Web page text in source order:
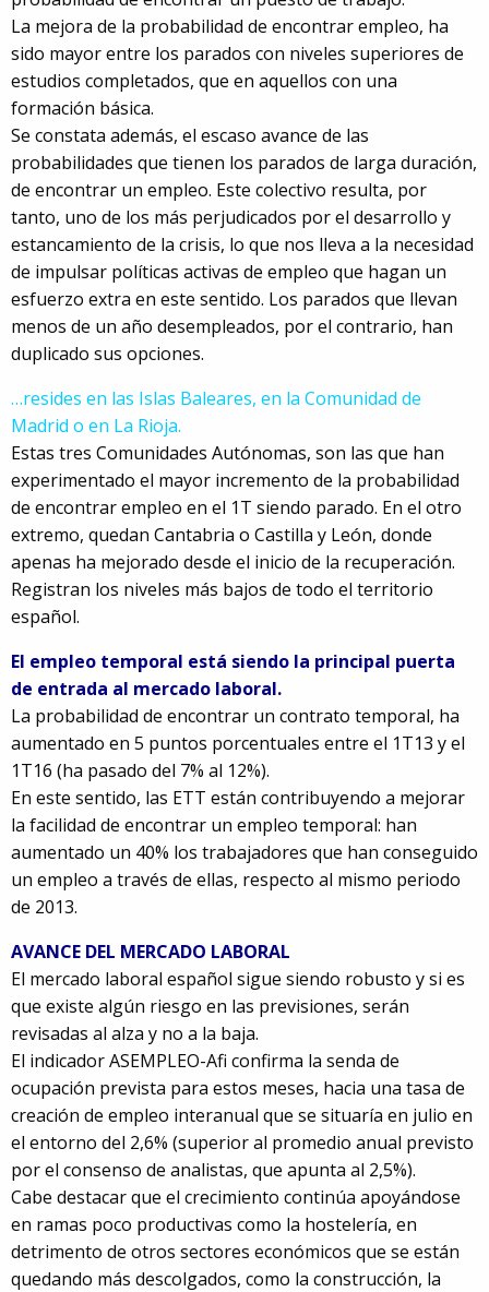
La mejora de la probabilidad de encontrar empleo, ha
sido mayor entre los parados con niveles superiores de
estudios completados, que en aquellos con una
formación básica.
Se constata además, el escaso avance de las
probabilidades que tienen los parados de larga duración,
de encontrar un empleo. Este colectivo resulta, por
tanto, uno de los más perjudicados por el desarrollo y
estancamiento de la crisis, lo que nos lleva a la necesidad
de impulsar políticas activas de empleo que hagan un
esfuerzo extra en este sentido. Los parados que llevan
menos de un año desempleados, por el contrario, han
duplicado sus opciones.
…resides en las Islas Baleares, en la Comunidad de
Madrid o en La Rioja.
Estas tres Comunidades Autónomas, son las que han
experimentado el mayor incremento de la probabilidad
de encontrar empleo en el 1T siendo parado. En el otro
extremo, quedan Cantabria o Castilla y León, donde
apenas ha mejorado desde el inicio de la recuperación.
Registran los niveles más bajos de todo el territorio
español.
El empleo temporal está siendo la principal puerta
de entrada al mercado laboral.
La probabilidad de encontrar un contrato temporal, ha
aumentado en 5 puntos porcentuales entre el 1T13 y el
1T16 (ha pasado del 7% al 12%).
En este sentido, las ETT están contribuyendo a mejorar
la facilidad de encontrar un empleo temporal: han
aumentado un 40% los trabajadores que han conseguido
un empleo a través de ellas, respecto al mismo periodo
de 2013.
AVANCE DEL MERCADO LABORAL
El mercado laboral español sigue siendo robusto y si es
que existe algún riesgo en las previsiones, serán
revisadas al alza y no a la baja.
El indicador ASEMPLEO-Afi confirma la senda de
ocupación prevista para estos meses, hacia una tasa de
creación de empleo interanual que se situaría en julio en
el entorno del 2,6% (superior al promedio anual previsto
por el consenso de analistas, que apunta al 2,5%).
Cabe destacar que el crecimiento continúa apoyándose
en ramas poco productivas como la hostelería, en
detrimento de otros sectores económicos que se están
quedando más descolgados, como la construcción, la